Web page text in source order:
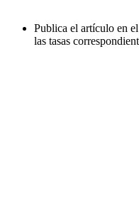
Publica el artículo en
las tasas